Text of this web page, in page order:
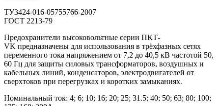
ТУ3424-016-05755766-2007
ГОСТ 2213-79
Предохранители высоковольтные серии ПКТ-
VK предназначены для использования в трёхфазных сетях
переменного тока напряжением от 7,2 до 40,5 кВ частотой 50,
60 Гц для защиты силовых трансформаторов, воздушных и
кабельных линий, конденсаторов, электродвигателей от
сверхтоков при перегрузках и коротких замыканиях.
Номинальный ток: 4; 6; 10; 16; 20; 25; 31.5; 40; 50; 63; 80; 100;